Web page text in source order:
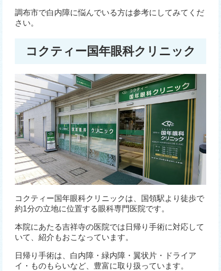
調布市で白内障に悩んでいる方は参考にしてみてくだ
さい。
コクティー国年眼科クリニック
コクティー国年眼科クリニックは、国領駅より徒歩で
約1分の立地に位置する眼科専門医院です。
本院にあたる吉祥寺の医院では日帰り手術に対応して
いて、紹介もおこなっています。
日帰り手術は、白内障・緑内障・翼状片・ドライア
イ・ものもらいなど、豊富に取り扱っています。